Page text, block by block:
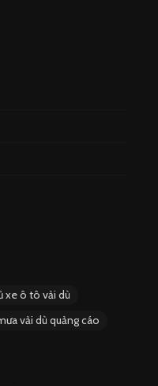
xe ô tô vải dù
vải dù quảng cáo